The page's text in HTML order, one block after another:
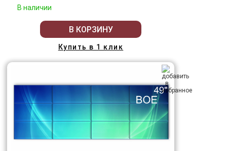
В наличии
В КОРЗИНУ
Купить в 1 клик